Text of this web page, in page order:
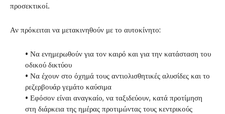
προσεκτικοί.
Αν πρόκειται να μετακινηθούν με το αυτοκίνητο:
• Να ενημερωθούν για τον καιρό και για την κατάσταση του
οδικού δικτύου
• Να έχουν στο όχημά τους αντιολισθητικές αλυσίδες και το
ρεζερβουάρ γεμάτο καύσιμα
• Εφόσον είναι αναγκαίο, να ταξιδεύουν, κατά προτίμηση
στη διάρκεια της ημέρας προτιμώντας τους κεντρικούς